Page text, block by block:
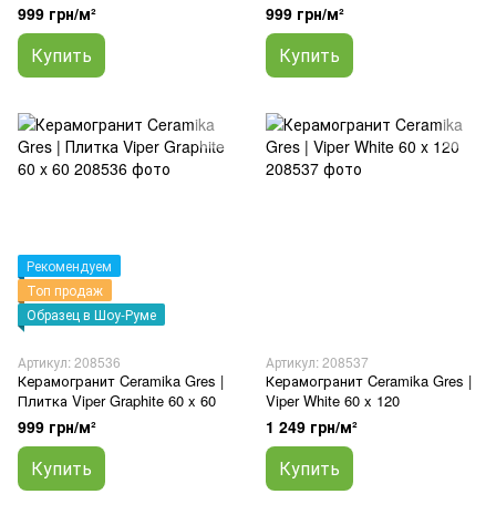
999 грн/м²
Купить
999 грн/м²
Купить
Рекомендуем
Топ продаж
Образец в Шоу-Руме
Артикул: 208536
Керамогранит Ceramika Gres |
Плитка Viper Graphite 60 x 60
999 грн/м²
Купить
Артикул: 208537
Керамогранит Ceramika Gres |
Viper White 60 x 120
1 249 грн/м²
Купить